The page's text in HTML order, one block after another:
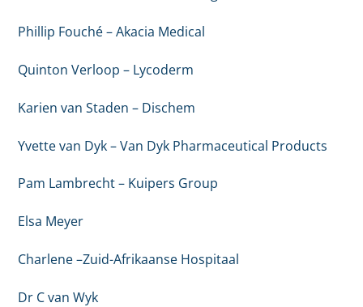
Phillip Fouché – Akacia Medical
Quinton Verloop – Lycoderm
Karien van Staden – Dischem
Yvette van Dyk – Van Dyk Pharmaceutical Products
Pam Lambrecht – Kuipers Group
Elsa Meyer
Charlene –Zuid-Afrikaanse Hospitaal
Dr C van Wyk